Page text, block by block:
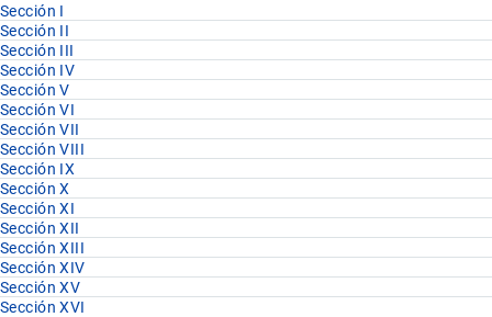
Sección I
Sección II
Sección III
Sección IV
Sección V
Sección VI
Sección VII
Sección VIII
Sección IX
Sección X
Sección XI
Sección XII
Sección XIII
Sección XIV
Sección XV
Sección XVI